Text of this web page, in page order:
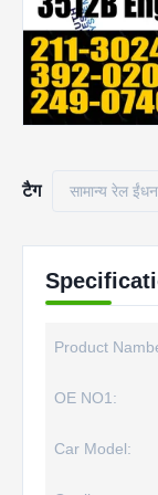
टैग सामान्य रेल
Product
OE NO1:
Car Model: